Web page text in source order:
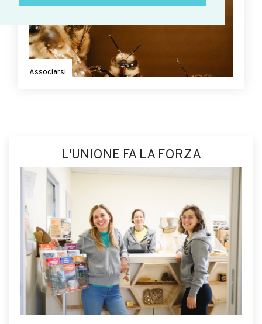
Associarsi
L'UNIONE FA LA FORZA